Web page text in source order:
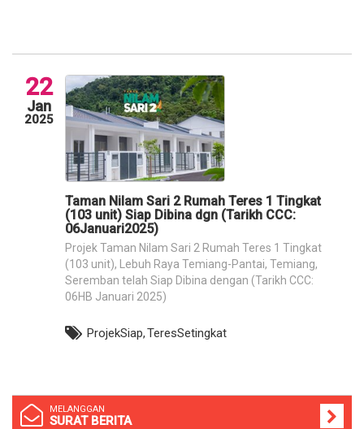
22
Jan
2025
Taman Nilam Sari 2 Rumah Teres 1 Tingkat
(103 unit) Siap Dibina dgn (Tarikh CCC:
06Januari2025)
Projek Taman Nilam Sari 2 Rumah Teres 1 Tingkat
(103 unit), Lebuh Raya Temiang-Pantai, Temiang,
Seremban telah Siap Dibina dengan (Tarikh CCC:
06HB Januari 2025)
ProjekSiap,TeresSetingkat
MELANGGAN
SURAT BERITA